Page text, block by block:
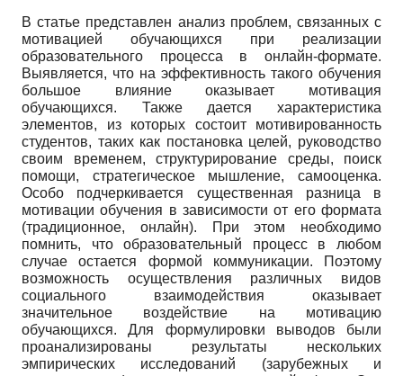
В статье представлен анализ проблем, связанных с
мотивацией обучающихся при реализации
образовательного процесса в онлайн-формате.
Выявляется, что на эффективность такого обучения
большое влияние оказывает мотивация
обучающихся. Также дается характеристика
элементов, из которых состоит мотивированность
студентов, таких как постановка целей, руководство
своим временем, структурирование среды, поиск
помощи, стратегическое мышление, самооценка.
Особо подчеркивается существенная разница в
мотивации обучения в зависимости от его формата
(традиционное, онлайн). При этом необходимо
помнить, что образовательный процесс в любом
случае остается формой коммуникации. Поэтому
возможность осуществления различных видов
социального взаимодействия оказывает
значительное воздействие на мотивацию
обучающихся. Для формулировки выводов были
проанализированы результаты нескольких
эмпирических исследований (зарубежных и